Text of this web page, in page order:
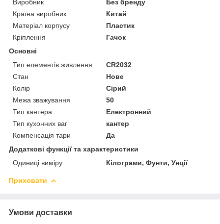
Виробник
Без бренду
Країна виробник
Китай
Матеріал корпусу
Пластик
Кріплення
Гачок
Основні
Тип елементів живлення
CR2032
Стан
Нове
Колір
Сірий
Межа зважування
50
Тип кантера
Електронний
Тип кухонних ваг
кантер
Компенсація тари
Да
Додаткові функції та характеристики
Одиниці виміру
Кілограми, Фунти, Унції
Приховати
Умови доставки